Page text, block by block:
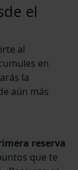
el
al
en
la
aún más
reserva
que te